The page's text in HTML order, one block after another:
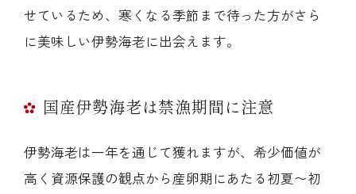
せているため、寒くなる季節まで待った方がさら
に美味しい伊勢海老に出会えます。
国産伊勢海老は禁漁期間に注意
伊勢海老は一年を通じて獲れますが、希少価値が
高く資源保護の観点から産卵期にあたる初夏〜初